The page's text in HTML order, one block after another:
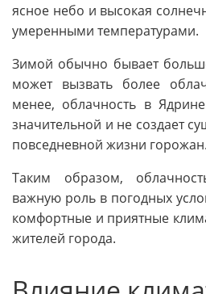
ясное небо и высокая
умеренными температурами.
Зимой обычно бывает
может вызвать более
менее, облачность в
значительной и не создает
повседневной жизни горожан.
Таким образом,
важную роль в погодных
комфортные и приятные
жителей города.